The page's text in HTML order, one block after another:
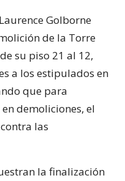
Golborne
de la Torre
su piso 21 al 12,
a los estipulados en
que para
demoliciones, el
las
la finalización